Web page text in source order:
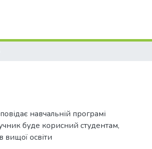
навчальній програмі
буде корисний студентам,
вищої освіти